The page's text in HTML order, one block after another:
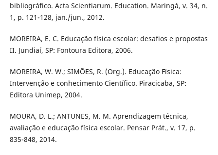
bibliográfico. Acta Scientiarum. Education. Maringá, v. 34, n.
1, p. 121-128, jan./jun., 2012.
MOREIRA, E. C. Educação física escolar: desafios e propostas
II. Jundiaí, SP: Fontoura Editora, 2006.
MOREIRA, W. W.; SIMÕES, R. (Org.). Educação Física:
Intervenção e conhecimento Científico. Piracicaba, SP:
Editora Unimep, 2004.
MOURA, D. L.; ANTUNES, M. M. Aprendizagem técnica,
avaliação e educação física escolar. Pensar Prát., v. 17, p.
835-848, 2014.